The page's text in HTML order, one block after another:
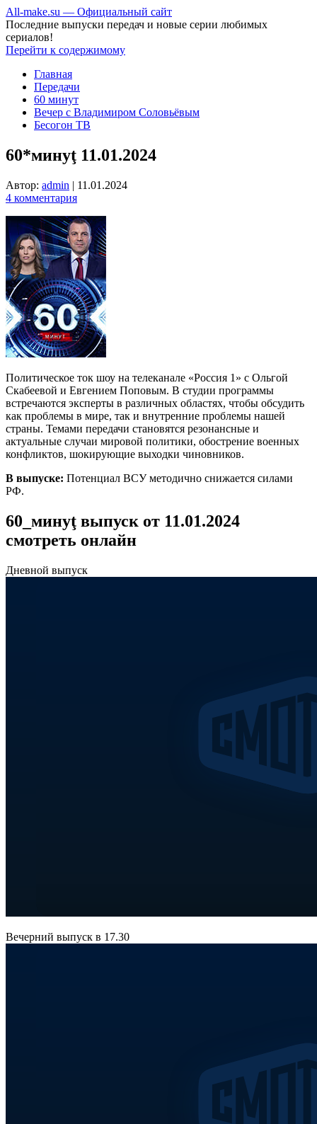
All-make.su — Официальный сайт
Последние выпуски передач и новые серии любимых
сериалов!
Перейти к содержимому
Главная
Передачи
60 минут
Вечер с Владимиром Соловьёвым
Бесогон ТВ
60*минуţ 11.01.2024
Автор: admin | 11.01.2024
4 комментария
Политическое ток шоу на телеканале «Россия 1» с Ольгой
Скабеевой и Евгением Поповым. В студии программы
встречаются эксперты в различных областях, чтобы обсудить
как проблемы в мире, так и внутренние проблемы нашей
страны. Темами передачи становятся резонансные и
актуальные случаи мировой политики, обострение военных
конфликтов, шокирующие выходки чиновников.
В выпуске: Потенциал ВСУ методично снижается силами
РФ.
60_минуţ выпуск от 11.01.2024
смотреть онлайн
Дневной выпуск
Вечерний выпуск в 17.30